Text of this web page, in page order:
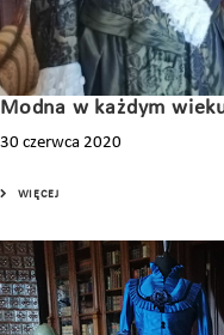
Modna w każdym
30 czerwca 2020
WIĘCEJ